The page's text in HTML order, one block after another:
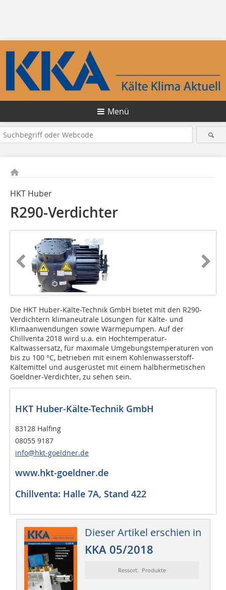
Menü
HKT Huber
R290-Verdichter
Die HKT Huber-Kälte-Technik GmbH bietet mit den R290-
Verdichtern klimaneutrale Lösungen für Kälte- und
Klimaanwendungen sowie Wärmepumpen. Auf der
Chillventa 2018 wird u.a. ein Hochtemperatur-
Kaltwassersatz, für maximale Umgebungstemperaturen von
bis zu 100 °C, betrieben mit einem Kohlenwasserstoff-
Kältemittel und ausgerüstet mit einem halbhermetischen
Goeldner-Verdichter, zu sehen sein.
HKT Huber-Kälte-Technik GmbH
83128 Halfing
08055 9187
info@hkt-goeldner.de
www.hkt-goeldner.de
Chillventa: Halle 7A, Stand 422
Dieser Artikel erschien in
KKA 05/2018
Ressort: Produkte